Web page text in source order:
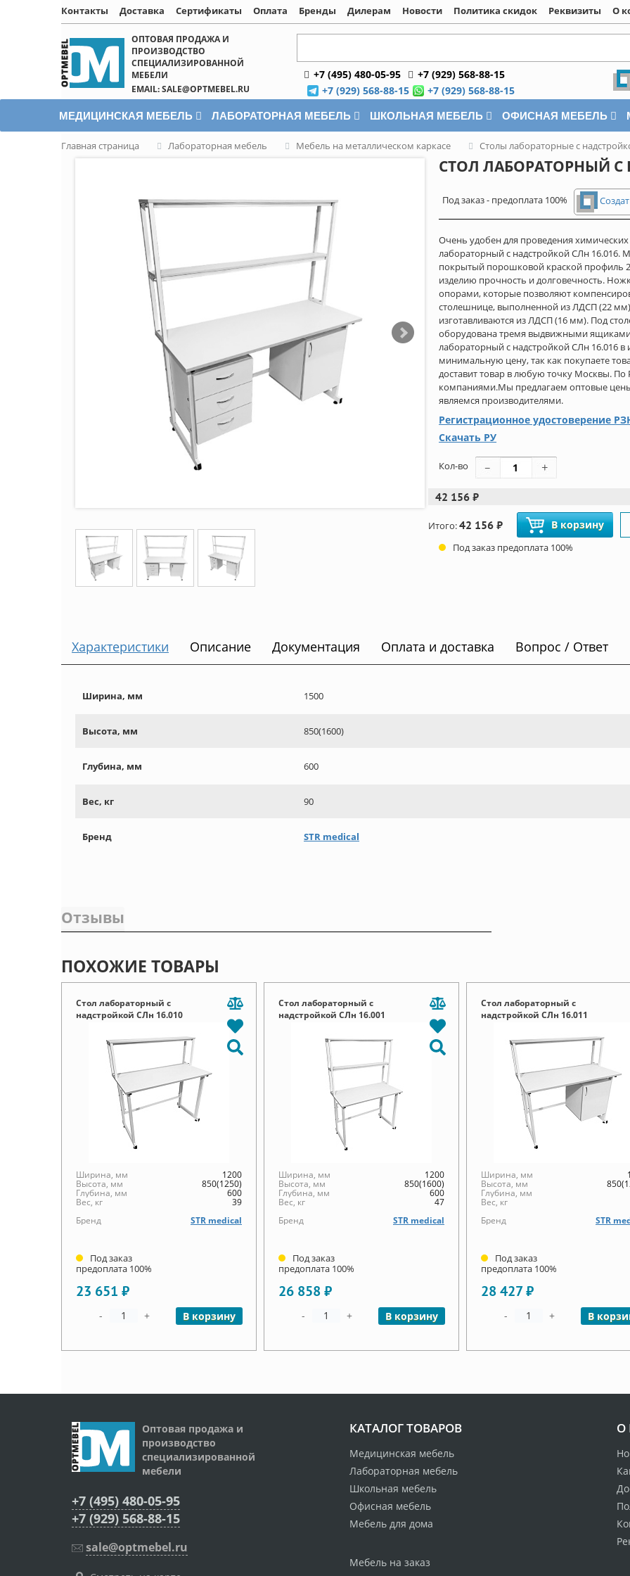
Контакты Доставка Сертификаты Оплата Бренды Дилерам Новости Политика скидок Реквизиты
О
Написать онлайнОПТОВАЯ ПРОДАЖА И
ПРОИЗВОДСТВО
СПЕЦИАЛИЗИРОВАННОЙ
МЕБЕЛИ
EMAIL: SALE@OPTMEBEL.RU
+7 (495) 480-05-95
+7 (929) 568-88-15
+7 (929) 568-88-15
+7 (929) 568-88-15
МЕДИЦИНСКАЯ МЕБЕЛЬ ЛАБОРАТОРНАЯ МЕБЕЛЬ ШКОЛЬНАЯ МЕБЕЛЬ ОФИСНАЯ МЕБЕЛЬ
Главная страница Лабораторная мебель Мебель на металлическом каркасе Столы лабораторные с
СТОЛ ЛАБОРАТОРНЫЙ С
Под заказ - предоплата 100%
Очень удобен для проведения химических
лабораторный с надстройкой СЛн 16.016.
покрытый порошковой краской профиль
изделию прочность и долговечность.
опорами, которые позволяют
столешнице, выполненной из ЛДСП (22
изготавливаются из ЛДСП (16 мм). Под
оборудована тремя выдвижными
лабораторный с надстройкой СЛн 16.016
минимальную цену, так как покупаете
доставит товар в любую точку Москвы.
компаниями.Мы предлагаем оптовые
являемся производителями.
Регистрационное удостоверение
Скачать РУ
Кол-во
42 156 ₽
Итого:42 156 ₽ В корзину
Под заказ предоплата 100%
Характеристики Описание Документация Оплата и доставка Вопрос / Ответ
Ширина, мм 1500
Высота, мм 850(1600)
Глубина, мм 600
Вес, кг 90
Бренд STR medical
Отзывы
ПОХОЖИЕ ТОВАРЫ
Стол лабораторный с
надстройкой СЛн 16.010
Ширина, мм 1200
Высота, мм 850(1250)
Глубина, мм 600
Вес, кг
39
Бренд
STR medical
Под заказ
предоплата 100%
23 651 ₽
- + В корзину
Стол лабораторный с
надстройкой СЛн 16.001
Ширина, мм 1200
Высота, мм 850(1600)
Глубина, мм 600
Вес, кг
47
Бренд
STR medical
Под заказ
предоплата 100%
26 858 ₽
- + В корзину
Стол лабораторный с
надстройкой СЛн 16.011
Ширина, мм
Высота, мм
Глубина, мм
Вес, кг
Бренд
STR
Под заказ
предоплата 100%
28 427 ₽
- + В
Оптовая продажа и
производство
специализированной
мебели
+7 (495) 480-05-95
+7 (929) 568-88-15
sale@optmebel.ru
КАТАЛОГ ТОВАРОВ
Медицинская мебель
Лабораторная мебель
Школьная мебель
Офисная мебель
Мебель для дома
Мебель на заказ
О